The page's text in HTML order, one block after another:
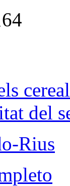
del
Rius